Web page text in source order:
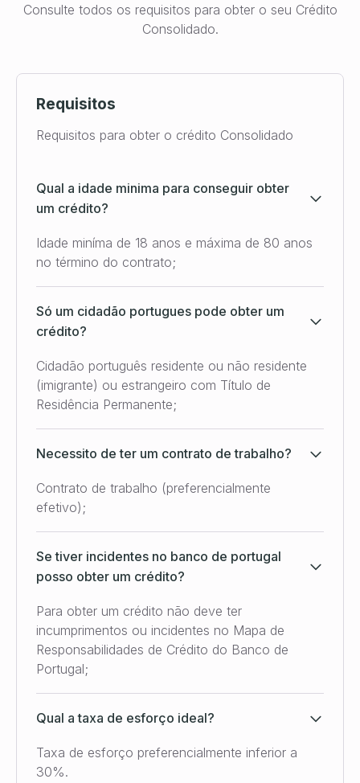
Consulte todos os requisitos para obter o seu Crédito
Consolidado.
Requisitos
Requisitos para obter o crédito Consolidado
Qual a idade minima para conseguir obter
um crédito?
Idade miníma de 18 anos e máxima de 80 anos
no término do contrato;
Só um cidadão portugues pode obter um
crédito?
Cidadão português residente ou não residente
(imigrante) ou estrangeiro com Título de
Residência Permanente;
Necessito de ter um contrato de trabalho?
Contrato de trabalho (preferencialmente
efetivo);
Se tiver incidentes no banco de portugal
posso obter um crédito?
Para obter um crédito não deve ter
incumprimentos ou incidentes no Mapa de
Responsabilidades de Crédito do Banco de
Portugal;
Qual a taxa de esforço ideal?
Taxa de esforço preferencialmente inferior a
30%.